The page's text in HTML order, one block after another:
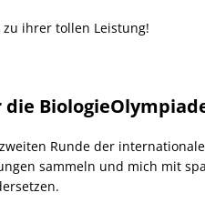
ihrer tollen Leistung!
Runde der
sammeln und mich mit